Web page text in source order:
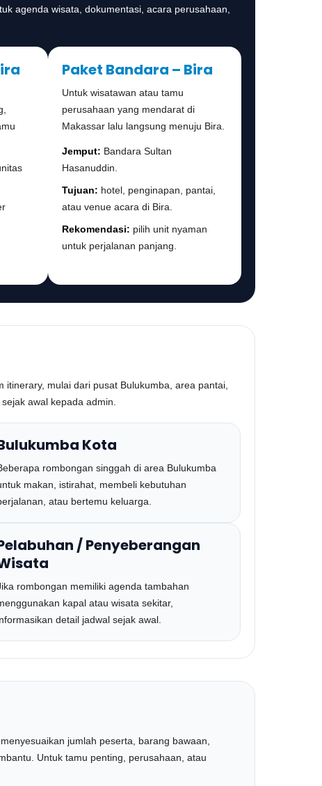
agenda wisata, dokumentasi, acara perusahaan,
Paket Bandara – Bira
Untuk wisatawan atau tamu
perusahaan yang mendarat di
Makassar lalu langsung menuju Bira.
Jemput: Bandara Sultan
Hasanuddin.
Tujuan: hotel, penginapan, pantai,
atau venue acara di Bira.
Rekomendasi: pilih unit nyaman
untuk perjalanan panjang.
mulai dari pusat Bulukumba, area pantai,
awal kepada admin.
Kota
rombongan singgah di area Bulukumba
makan, istirahat, membeli kebutuhan
atau bertemu keluarga.
/ Penyeberangan
rombongan memiliki agenda tambahan
kapal atau wisata sekitar,
detail jadwal sejak awal.
jumlah peserta, barang bawaan,
Untuk tamu penting, perusahaan, atau